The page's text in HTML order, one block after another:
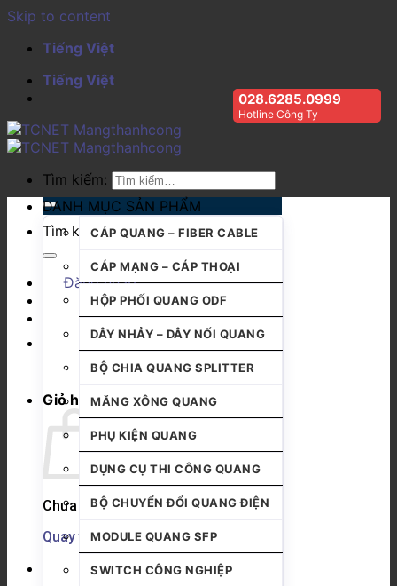
Skip to content
Tiếng Việt
Tiếng Việt
028.6285.0999
Hotline Công Ty
Tìm kiếm:
Tìm kiếm:
Đăng nhập
Giỏ hàng
Chưa có sản phẩm trong giỏ hàng.
Quay trở lại cửa hàng
DANH MỤC SẢN PHẨM
CÁP QUANG – FIBER CABLE
CÁP MẠNG – CÁP THOẠI
HỘP PHỐI QUANG ODF
DÂY NHẢY – DÂY NỐI QUANG
BỘ CHIA QUANG SPLITTER
MĂNG XÔNG QUANG
PHỤ KIỆN QUANG
DỤNG CỤ THI CÔNG QUANG
BỘ CHUYỂN ĐỔI QUANG ĐIỆN
MODULE QUANG SFP
SWITCH CÔNG NGHIỆP